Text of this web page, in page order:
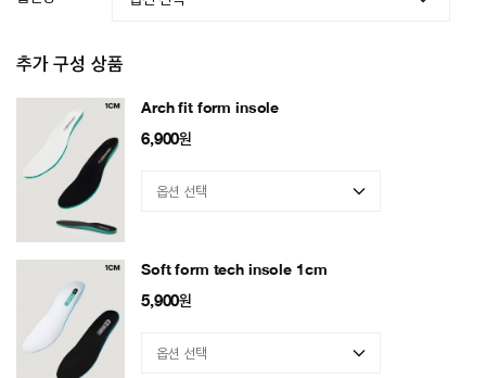
추가 구성 상품
Arch fit form insole
6,900원
Soft form tech insole 1cm
5,900원